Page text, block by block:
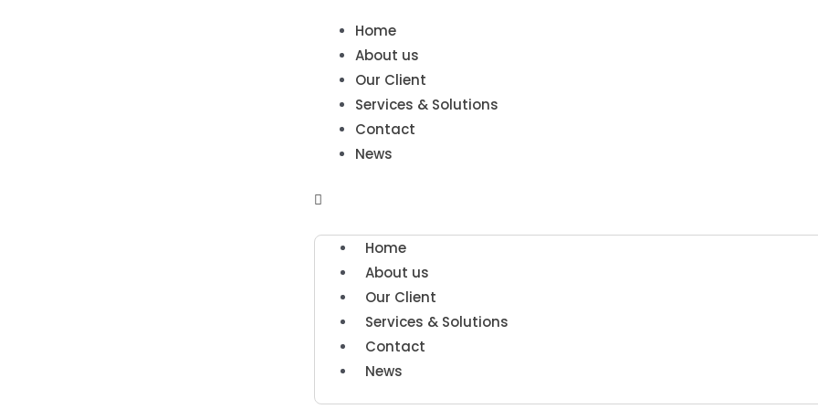
Home
About us
Our Client
Services & Solutions
Contact
News
Home
About us
Our Client
Services & Solutions
Contact
News